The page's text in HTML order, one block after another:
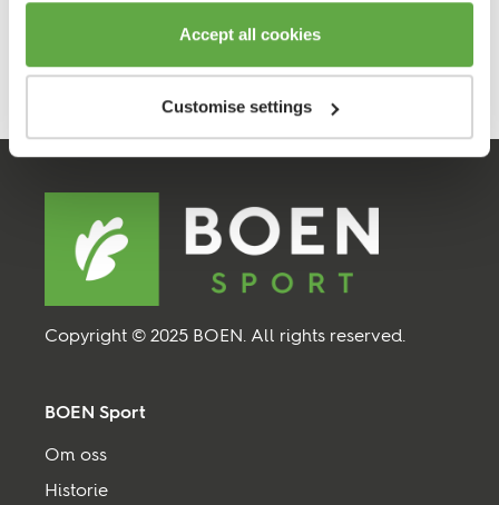
Accept all cookies
Customise settings
BOEN SPORT er ren lidenskap til din disposisjon!
BOEN SPORT er en del av BOEN.
BOEN Sport
Om oss
Historie
Copyright © 2025 BOEN. All rights reserved.